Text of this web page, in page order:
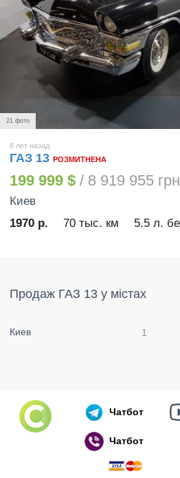
Російський воєнний
21 фото
8 лет назад
ГАЗ 13 РОЗМИТНЕНА
199 999 $ / 8 919 955 грн
Киев
1970 р.
70 тыс. км 5.5 л.
Продаж ГАЗ 13 у містах
Киев 1
Чатбот
Чатбот